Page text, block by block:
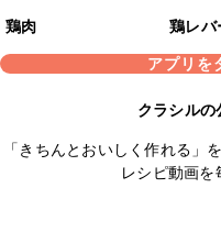
鶏肉
鶏レバ
アプリを
クラシルの
「きちんとおいしく作れる」
レシピ動画を